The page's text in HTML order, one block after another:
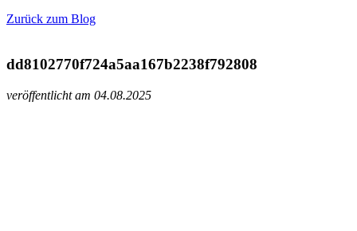
Zurück zum Blog
dd8102770f724a5aa167b2238f792808
veröffentlicht am 04.08.2025